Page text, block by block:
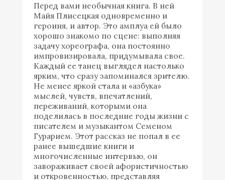
Перед вами необычная книга. В ней
Майя Плисецкая одновременно и
героиня, и автор. Это амплуа ей было
хорошо знакомо по сцене: выполняя
задачу хореографа, она постоянно
импровизировала, придумывала свое.
Каждый ее танец выглядел настолько
ярким, что сразу запоминался зрителю.
Не менее яркой стала и «азбука»
мыслей, чувств, впечатлений,
переживаний, которыми она
поделилась в последние годы жизни с
писателем и музыкантом Семеном
Гурарием. Этот рассказ не попал в ее
ранее вышедшие книги и
многочисленные интервью, он
завораживает своей афористичностью
и откровенностью, представляя